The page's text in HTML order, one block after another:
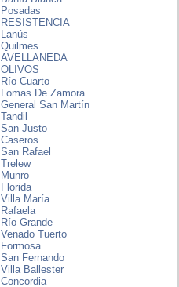
Posadas
RESISTENCIA
Lanús
Quilmes
AVELLANEDA
OLIVOS
Río Cuarto
Lomas De Zamora
General San Martín
Tandil
San Justo
Caseros
San Rafael
Trelew
Munro
Florida
Villa María
Rafaela
Río Grande
Venado Tuerto
Formosa
San Fernando
Villa Ballester
Concordia